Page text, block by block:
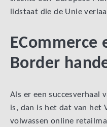
lidstaat die de Unie
ECommerce
Border
Als er een succesverhaal
is, dan is het dat van het
volwassen online